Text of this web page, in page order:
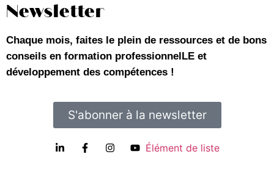
Newsletter
Chaque mois, faites le plein de ressources et de bons
conseils en formation professionnelLE et
développement des compétences !
S'abonner à la newsletter
Élément de liste